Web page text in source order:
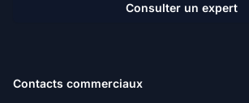
Consulter un expert
Contacts commerciaux